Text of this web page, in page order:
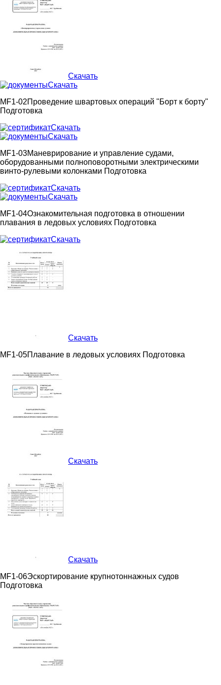
Скачать
Скачать
MF1-02Проведение швартовых операций "Борт к борту"
Подготовка
Скачать
Скачать
MF1-03Маневрирование и управление судами,
оборудованными полноповоротными электрическими
винто-рулевыми колонками Подготовка
Скачать
Скачать
MF1-04Ознакомительная подготовка в отношении
плавания в ледовых условиях Подготовка
Скачать
Скачать
MF1-05Плавание в ледовых условиях Подготовка
Скачать
Скачать
MF1-06Эскортирование крупнотоннажных судов
Подготовка